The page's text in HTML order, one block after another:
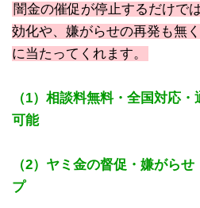
闇金の催促が停止するだけで
効化や、嫌がらせの再発も無
に当たってくれます。
（1）相談料無料・全国対応
可能
（2）ヤミ金の督促・嫌がら
プ